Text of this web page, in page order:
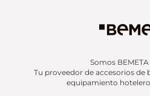
Somos BEMETA
Tu proveedor de accesorios de
equipamiento